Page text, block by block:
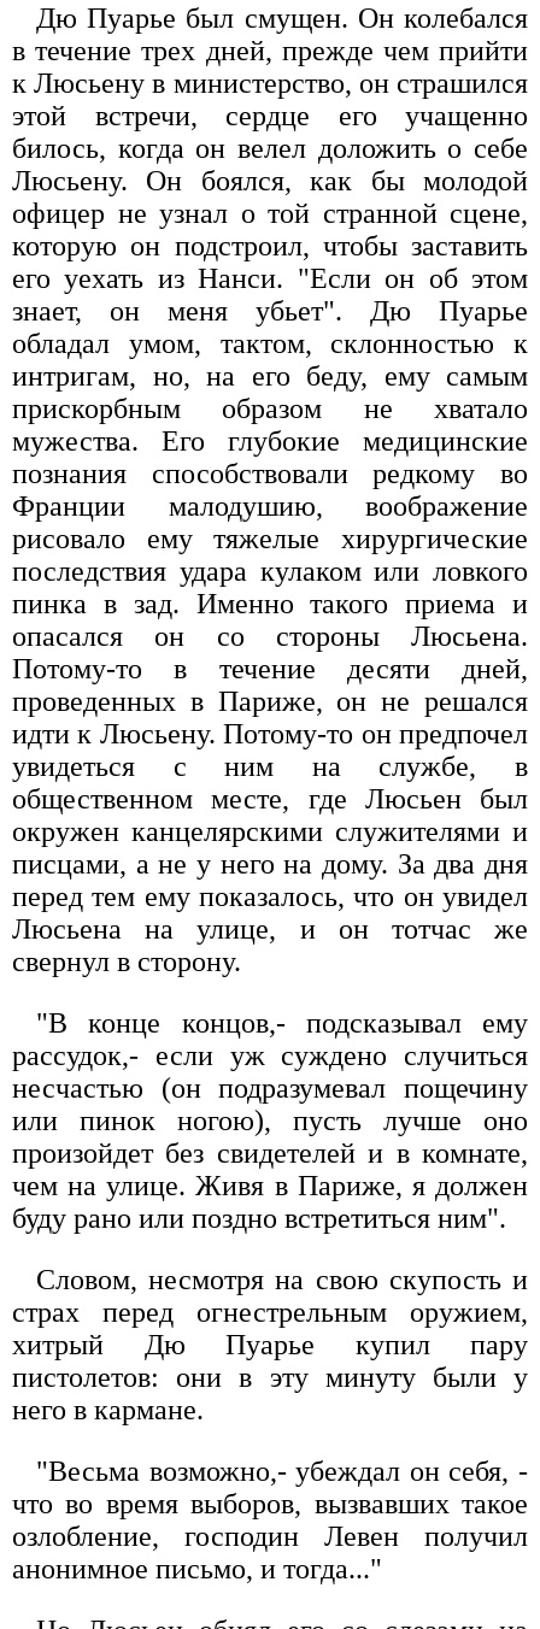
Дю Пуарье был смущен. Он колебался
в течение трех дней, прежде чем прийти
к Люсьену в министерство, он страшился
этой встречи, сердце его учащенно
билось, когда он велел доложить о себе
Люсьену. Он боялся, как бы молодой
офицер не узнал о той странной сцене,
которую он подстроил, чтобы заставить
его уехать из Нанси. "Если он об этом
знает, он меня убьет". Дю Пуарье
обладал умом, тактом, склонностью к
интригам, но, на его беду, ему самым
прискорбным образом не хватало
мужества. Его глубокие медицинские
познания способствовали редкому во
Франции малодушию, воображение
рисовало ему тяжелые хирургические
последствия удара кулаком или ловкого
пинка в зад. Именно такого приема и
опасался он со стороны Люсьена.
Потому-то в течение десяти дней,
проведенных в Париже, он не решался
идти к Люсьену. Потому-то он предпочел
увидеться с ним на службе, в
общественном месте, где Люсьен был
окружен канцелярскими служителями и
писцами, а не у него на дому. За два дня
перед тем ему показалось, что он увидел
Люсьена на улице, и он тотчас же
свернул в сторону.
"В конце концов,- подсказывал ему
рассудок,- если уж суждено случиться
несчастью (он подразумевал пощечину
или пинок ногою), пусть лучше оно
произойдет без свидетелей и в комнате,
чем на улице. Живя в Париже, я должен
буду рано или поздно встретиться ним".
Словом, несмотря на свою скупость и
страх перед огнестрельным оружием,
хитрый Дю Пуарье купил пару
пистолетов: они в эту минуту были у
него в кармане.
"Весьма возможно,- убеждал он себя, -
что во время выборов, вызвавших такое
озлобление, господин Левен получил
анонимное письмо, и тогда..."